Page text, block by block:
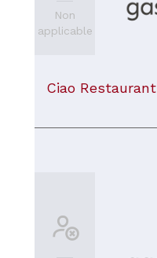
Non
applicable
Ciao Restaurant